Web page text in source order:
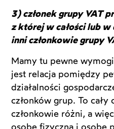
3) członek grupy VAT
z której w całości lub
inni członkowie grupy
Mamy tu pewne
jest relacja pomiędzy
działalności
członków grup. To cały
członkowie różni, a